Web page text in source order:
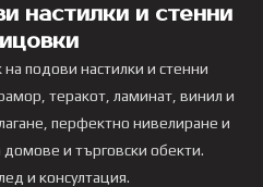
настилки и стенни
подови настилки и стенни
теракот, ламинат, винил и
перфектно нивелиране и
домове и търговски обекти.
и консултация.